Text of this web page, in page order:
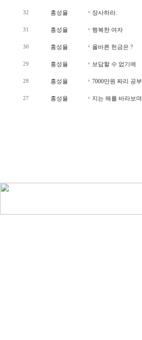
32 홍성율 * 장사하라.
31 홍성율 * 행복한 여자
30 홍성율 * 올바른 헌금은 ?
29 홍성율 * 보답할 수 없기에
28 홍성율 * 7000만원 짜리 공부
27 홍성율 * 지는 해를 바라보며